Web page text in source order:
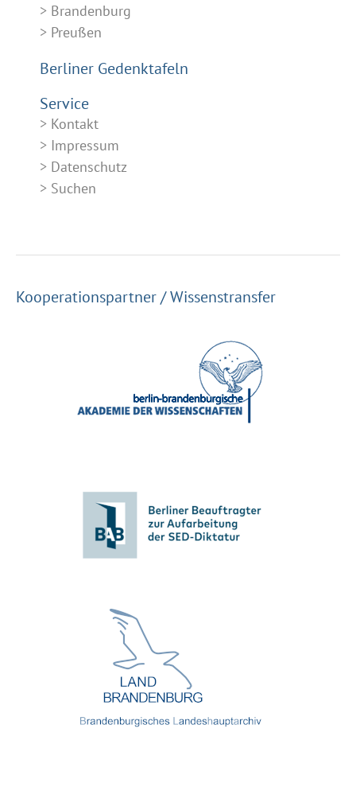
Brandenburg
Preußen
Berliner Gedenktafeln
Service
Kontakt
Impressum
Datenschutz
Suchen
Kooperationspartner / Wissenstransfer